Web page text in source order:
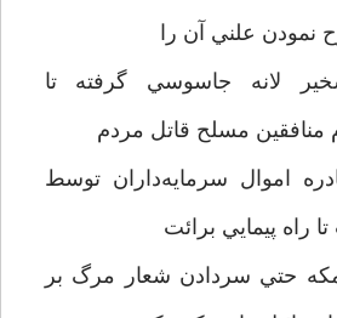
علني آن را
لانه جاسوسي گرفته تا
منافقين مسلح قاتل مردم
اموال سرمايه‌داران توسط
راه پيمايي برائت
حتي سردادن شعار مرگ بر